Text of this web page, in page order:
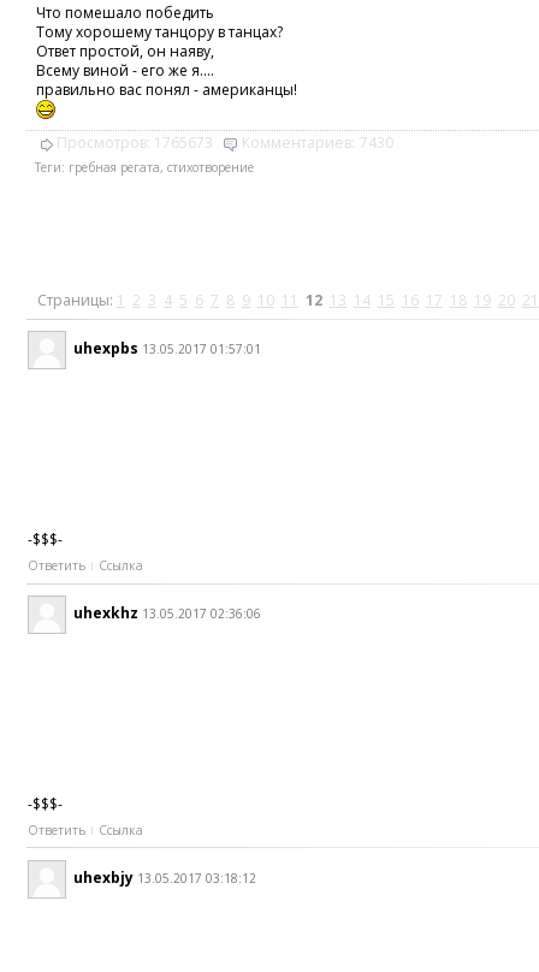
Что помешало победить
Тому хорошему танцору в танцах?
Ответ простой, он наяву,
Всему виной - его же я....
правильно вас понял - американцы!
Просмотров: 1765673 Комментариев: 7430
Теги: гребная регата, стихотворение
Страницы: 1 2 3 4 5 6 7 8 9 10 11 12 13 14 15 16 17 18 19 20 21
uhexpbs 13.05.2017 01:57:01
-$$$-
Ответить Ссылка
uhexkhz 13.05.2017 02:36:06
-$$$-
Ответить Ссылка
uhexbjy 13.05.2017 03:18:12